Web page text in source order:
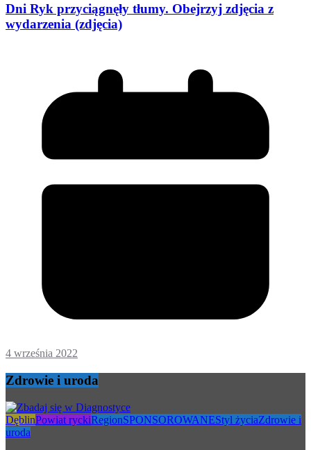
Dni Ryk przyciągnęły tłumy. Obejrzyj zdjęcia z
wydarzenia (zdjęcia)
4 września 2022
Zdrowie i uroda
DęblinPowiat ryckiRegionSPONSOROWANEStyl życiaZdrowie i
uroda